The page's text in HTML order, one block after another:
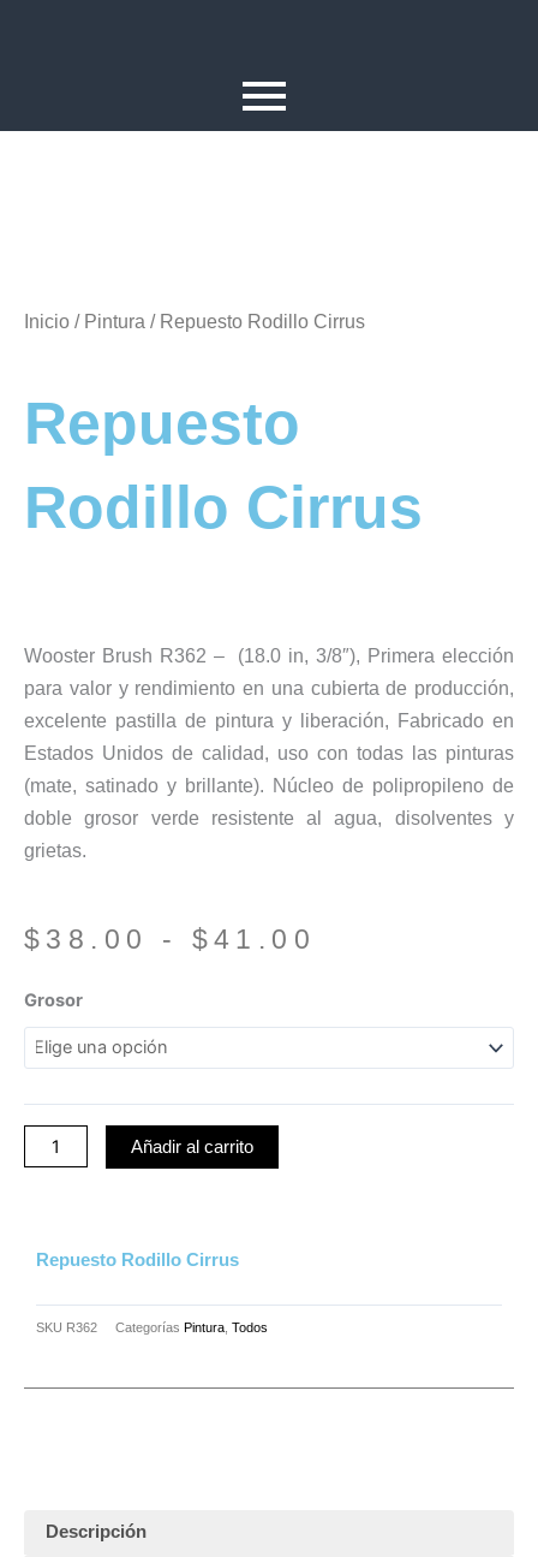
Inicio / Pintura / Repuesto Rodillo Cirrus
Repuesto
Rodillo Cirrus
Wooster Brush R362 – (18.0 in, 3/8″), Primera elección
para valor y rendimiento en una cubierta de producción,
excelente pastilla de pintura y liberación, Fabricado en
Estados Unidos de calidad, uso con todas las pinturas
(mate, satinado y brillante). Núcleo de polipropileno de
doble grosor verde resistente al agua, disolventes y
grietas.
$ 38.00 - $41.00
desde
$41.00
Grosor
Repuesto
Rodillo
Cirrus
Añadir al carrito
Repuesto Rodillo Cirrus
SKU R362 Categorías Pintura Todos
Descripción